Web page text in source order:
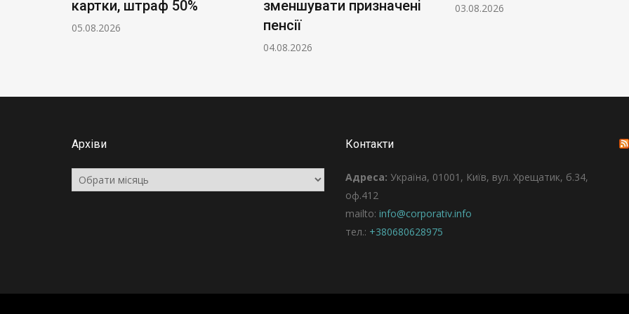
картки, штраф 50%
05.08.2026
зменшувати призначені
пенсії
04.08.2026
03.08.2026
Архіви
Архіви
Контакти
Адреса: Україна, 01001, Київ, вул. Хрещатик, б.34,
оф.412
mailto: info@corporativ.info
тел.: +380680628975